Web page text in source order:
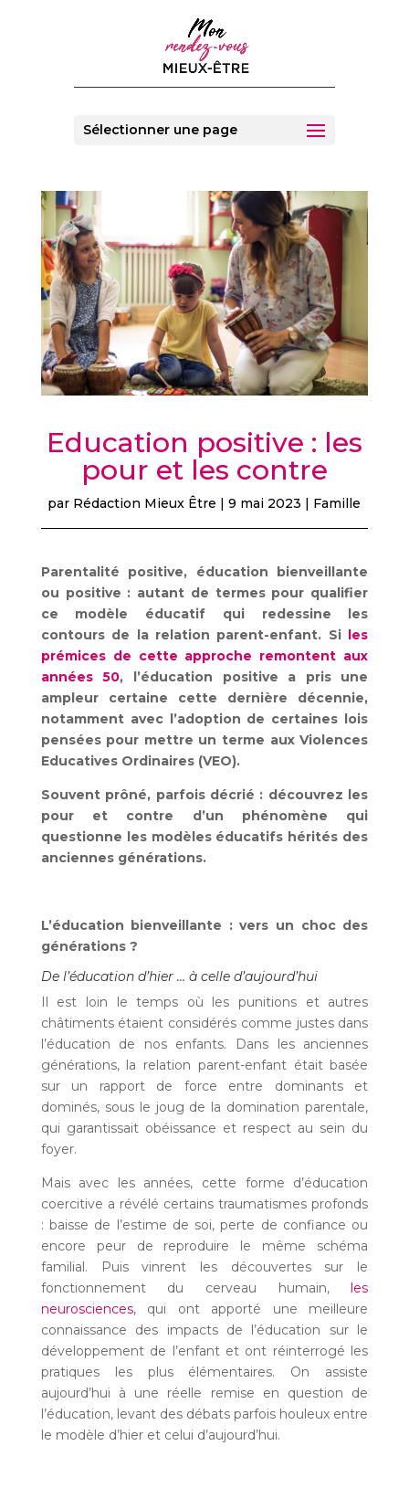
Sélectionner une page
Education positive : les
pour et les contre
par Rédaction Mieux Être |9 mai 2023 | Famille
Parentalité positive, éducation bienveillante
ou positive : autant de termes pour qualifier
ce modèle éducatif qui redessine les
contours de la relation parent-enfant. Si les
prémices de cette approche remontent aux
années 50, l’éducation positive a pris une
ampleur certaine cette dernière décennie,
notamment avec l’adoption de certaines lois
pensées pour mettre un terme aux Violences
Educatives Ordinaires (VEO).
Souvent prôné, parfois décrié : découvrez les
pour et contre d’un phénomène qui
questionne les modèles éducatifs hérités des
anciennes générations.
L’éducation bienveillante : vers un choc des
générations ?
De l’éducation d’hier … à celle d’aujourd’hui
Il est loin le temps où les punitions et autres
châtiments étaient considérés comme justes dans
l’éducation de nos enfants. Dans les anciennes
générations, la relation parent-enfant était basée
sur un rapport de force entre dominants et
dominés, sous le joug de la domination parentale,
qui garantissait obéissance et respect au sein du
foyer.
Mais avec les années, cette forme d’éducation
coercitive a révélé certains traumatismes profonds
: baisse de l’estime de soi, perte de confiance ou
encore peur de reproduire le même schéma
familial. Puis vinrent les découvertes sur le
fonctionnement du cerveau humain,les
neurosciences, qui ont apporté une meilleure
connaissance des impacts de l’éducation sur le
développement de l’enfant et ont réinterrogé les
pratiques les plus élémentaires. On assiste
aujourd’hui à une réelle remise en question de
l’éducation, levant des débats parfois houleux entre
le modèle d’hier et celui d’aujourd’hui.